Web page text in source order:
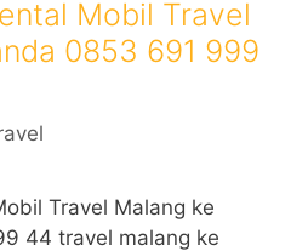
Mobil Travel
0853 691 999
Travel Malang ke
44 travel malang ke